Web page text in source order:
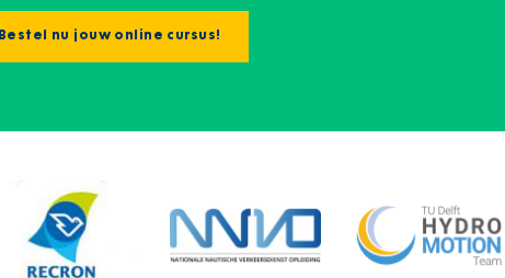
Bestel nu jouw online cursus!